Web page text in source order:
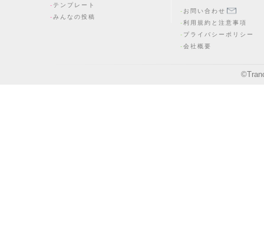
テンプレート
みんなの投稿
お問い合わせ
利用規約と注意事項
プライバシーポリシー
会社概要
©